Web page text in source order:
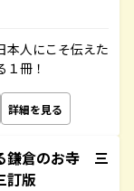
本人にこそ伝えた
冊！
詳細を見る
鎌倉のお寺 三
訂版